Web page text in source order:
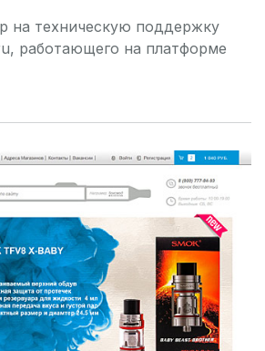
на техническую поддержку
работающего на платформе